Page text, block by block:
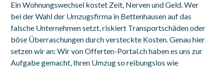
Ein Wohnungswechsel kostet Zeit, Nerven und Geld. Wer
bei der Wahl der Umzugsfirma in Bettenhausen auf das
falsche Unternehmen setzt, riskiert Transportschäden oder
böse Überraschungen durch versteckte Kosten. Genau hier
setzen wir an: Wir von Offerten-Portal.ch haben es uns zur
Aufgabe gemacht, Ihren Umzug so reibungslos wie